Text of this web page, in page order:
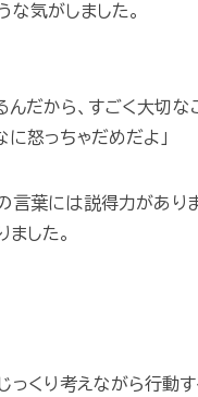
な気がしました。
だから、すごく大切な
怒っちゃだめだよ」
葉には説得力があり
した。
っくり考えながら行動